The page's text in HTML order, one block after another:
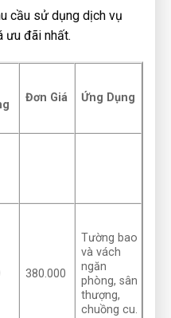
cầu sử dụng dịch vụ
ưu đãi nhất.
Đơn Giá Ứng Dụng
380.000
Tường bao
và vách
ngăn
phòng, sân
thượng,
chuồng cu.